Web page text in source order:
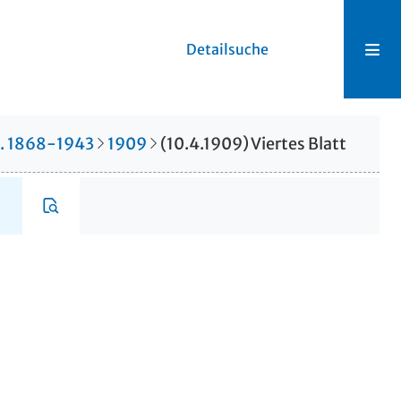
Detailsuche
1868-1943 1909 (10.4.1909) Viertes Blatt